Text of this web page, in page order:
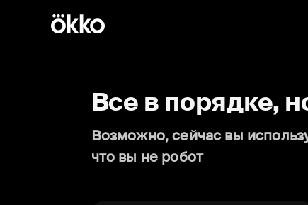
Все в порядке,
Возможно, сейчас вы
что вы не робот